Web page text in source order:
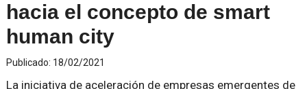
hacia el concepto de smart
human city
Publicado: 18/02/2021
La iniciativa de aceleración de empresas emergentes de